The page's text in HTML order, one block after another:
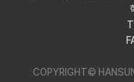
COPYRIGHT©